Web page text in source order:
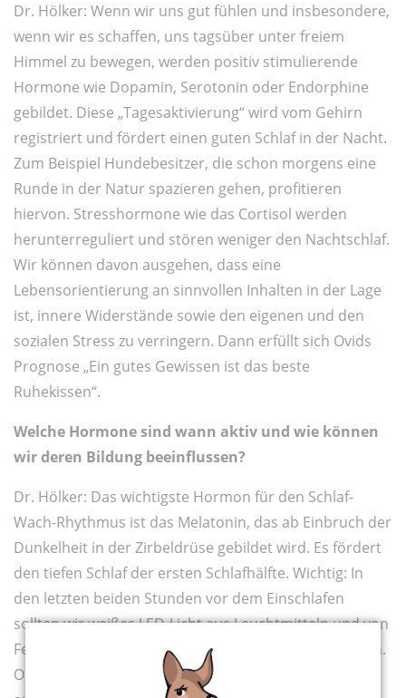
Dr. Hölker: Wenn wir uns gut fühlen und insbesondere,
wenn wir es schaffen, uns tagsüber unter freiem
Himmel zu bewegen, werden positiv stimulierende
Hormone wie Dopamin, Serotonin oder Endorphine
gebildet. Diese „Tagesaktivierung“ wird vom Gehirn
registriert und fördert einen guten Schlaf in der Nacht.
Zum Beispiel Hundebesitzer, die schon morgens eine
Runde in der Natur spazieren gehen, profitieren
hiervon. Stresshormone wie das Cortisol werden
herunterreguliert und stören weniger den Nachtschlaf.
Wir können davon ausgehen, dass eine
Lebensorientierung an sinnvollen Inhalten in der Lage
ist, innere Widerstände sowie den eigenen und den
sozialen Stress zu verringern. Dann erfüllt sich Ovids
Prognose „Ein gutes Gewissen ist das beste
Ruhekissen“.
Welche Hormone sind wann aktiv und wie können
wir deren Bildung beeinflussen?
Dr. Hölker: Das wichtigste Hormon für den Schlaf-
Wach-Rhythmus ist das Melatonin, das ab Einbruch der
Dunkelheit in der Zirbeldrüse gebildet wird. Es fördert
den tiefen Schlaf der ersten Schlafhälfte. Wichtig: In
den letzten beiden Stunden vor dem Einschlafen
sollten wir weißes LED-Licht aus Leuchtmitteln und von
Fernseh- oder Computermonitoren möglichst meiden.
Orangegetöntes „Nachtlicht“ hingegen – das gibt es